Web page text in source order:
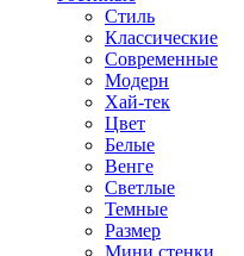
Стиль
Классические
Современные
Модерн
Хай-тек
Цвет
Белые
Венге
Светлые
Темные
Размер
Мини стенки